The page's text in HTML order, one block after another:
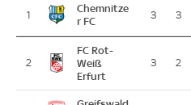
1
Chemnitze
r FC
3 3
2
FC Rot-
Weiß
Erfurt
3 2